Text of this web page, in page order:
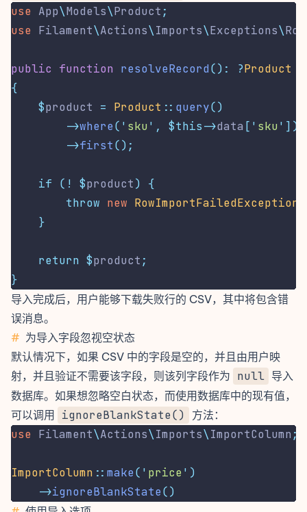
use App\Models\Product ;
use Filament\Actions\Imports\Exceptions\
public function resolveRecord(): ?Product
{
$product = Product :: query()
->where( ' sku ' , $this->data [ ' sku ' ])
->first();
if (! $product)
{
throw new RowImportFailedException
}
return $product ;
}
导入完成后，用户能够下载失败行的 CSV，其中将包含错
误消息。
# 为导入字段忽视空状态
默认情况下，如果 CSV 中的字段是空的，并且由用户映
射，并且验证不需要该字段，则该列字段作为 null 导入
数据库。如果想忽略空白状态，而使用数据库中的现有值，
可以调用
ignoreBlankState() 方法：
use Filament\Actions\Imports\ImportColumn ;
ImportColumn :: make( ' price ' )
->ignoreBlankState()